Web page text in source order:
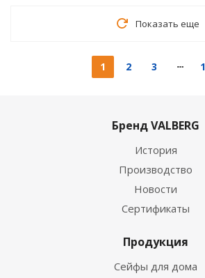
Показать еще
1 2 3
Бренд VALBERG
История
Производство
Новости
Сертификаты
Продукция
Сейфы для дома